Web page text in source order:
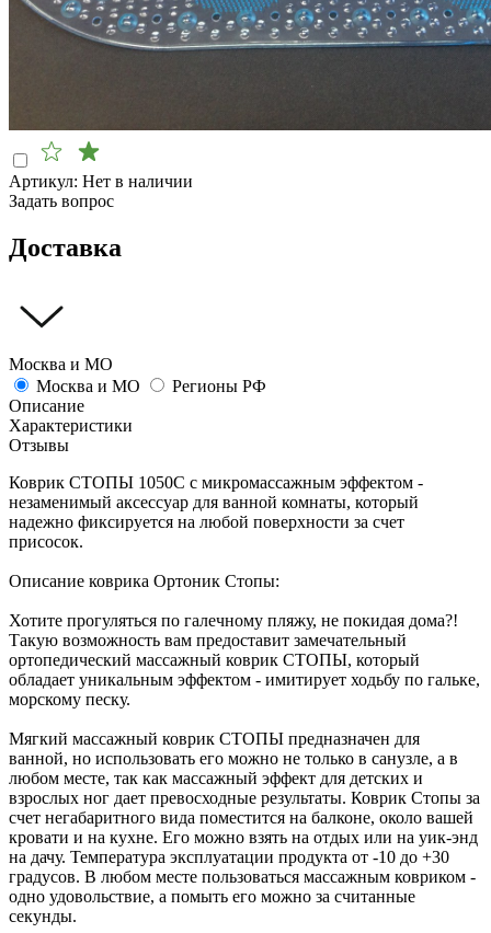
Артикул: Нет в наличии
Задать вопрос
Доставка
Москва и МО
Москва и МО
Регионы РФ
Описание
Характеристики
Отзывы
Коврик СТОПЫ 1050С с микромассажным эффектом -
незаменимый аксессуар для ванной комнаты, который
надежно фиксируется на любой поверхности за счет
присосок.
Описание коврика Ортоник Стопы:
Хотите прогуляться по галечному пляжу, не покидая дома?!
Такую возможность вам предоставит замечательный
ортопедический массажный коврик СТОПЫ, который
обладает уникальным эффектом - имитирует ходьбу по гальке,
морскому песку.
Мягкий массажный коврик СТОПЫ предназначен для
ванной, но использовать его можно не только в санузле, а в
любом месте, так как массажный эффект для детских и
взрослых ног дает превосходные результаты. Коврик Стопы за
счет негабаритного вида поместится на балконе, около вашей
кровати и на кухне. Его можно взять на отдых или на уик-энд
на дачу. Температура эксплуатации продукта от -10 до +30
градусов. В любом месте пользоваться массажным ковриком -
одно удовольствие, а помыть его можно за считанные
секунды.